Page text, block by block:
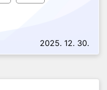
2025. 12. 30.